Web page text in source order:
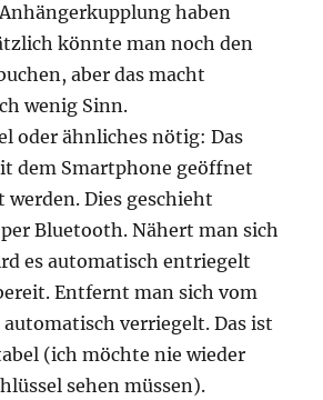
haben
könnte man noch den
aber das macht
wenig Sinn.
oder ähnliches nötig: Das
dem Smartphone geöffnet
werden. Dies geschieht
Bluetooth. Nähert man sich
es automatisch entriegelt
Entfernt man sich vom
verriegelt. Das ist
(ich möchte nie wieder
sehen müssen).